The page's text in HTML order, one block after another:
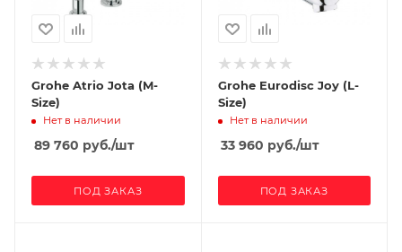
Grohe Atrio Jota (M-
Size)
Нет в наличии
89 760 руб./шт
ПОД ЗАКАЗ
Grohe Eurodisc Joy (L-
Size)
Нет в наличии
33 960 руб./шт
ПОД ЗАКАЗ